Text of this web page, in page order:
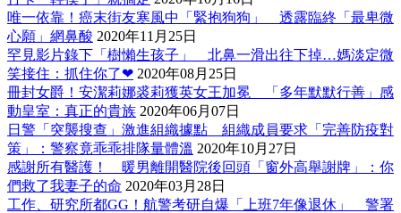
唯一依靠！癌末街友寒風中「緊抱狗狗」 透露臨終「最卑微
心願」網鼻酸 2020年11月25日
罕見影片錄下「樹懶生孩子」 北鼻一滑出往下掉…媽淡定微
笑接住：抓住你了❤ 2020年08月25日
冊封女爵！安潔莉娜裘莉獲英女王加冕 「多年默默行善」感
動皇室：真正的貴族 2020年06月07日
日警「突襲搜查」激進組織據點 組織成員要求「完善防疫對
策」：警察竟乖乖排隊量體溫 2020年10月27日
感謝所有醫護！ 暖男離開醫院後回頭「窗外高舉謝牌」：你
們救了我妻子的命 2020年03月28日
工作、研究所都GG！航警考研自爆「上班7年像退休」 警署